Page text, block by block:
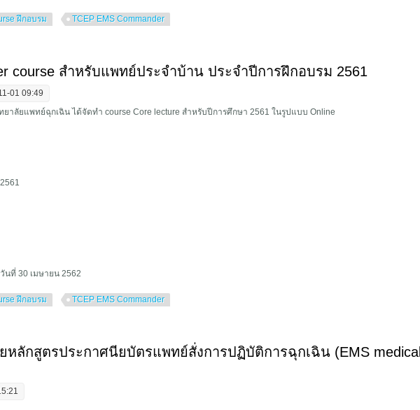
ฝึกอบรม TCEP EMS Commander
course สำหรับแพทย์ประจำบ้าน ประจำปีการฝึกอบรม 2561
01 09:49
ยาลัยแพทย์ฉุกเฉิน ได้จัดทำ course Core lecture สำหรับปีการศึกษา 2561 ในรูปแบบ Online
นที่ 30 เมษายน 2562
ฝึกอบรม TCEP EMS Commander
หลักสูตรประกาศนียบัตรแพทย์สั่งการปฏิบัติการฉุกเฉิน (EMS medical